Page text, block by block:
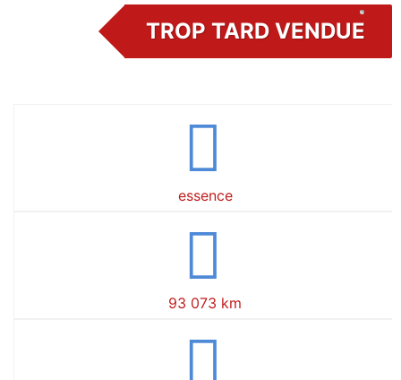
TROP TARD VENDUE
essence
93 073 km